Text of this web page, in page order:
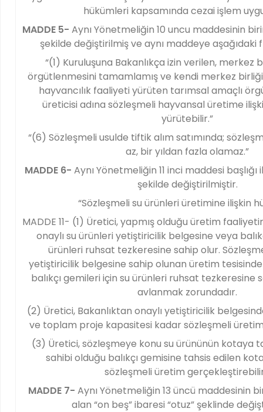
hükümleri kapsamında cezai işlem
MADDE 5- Aynı Yönetmeliğin 10 uncu maddesinin
şekilde değiştirilmiş ve aynı maddeye aşağıdaki
“(1) Kuruluşuna Bakanlıkça izin verilen, merkez
örgütlenmesini tamamlamış ve kendi merkez
hayvancılık faaliyeti yürüten tarımsal amaçlı
üreticisi adına sözleşmeli hayvansal üretime
yürütebilir.”
“(6) Sözleşmeli usulde tiftik alım satımında;
az, bir yıldan fazla olamaz.”
MADDE 6- Aynı Yönetmeliğin 11 inci maddesi
şekilde değiştirilmiştir.
“Sözleşmeli su ürünleri üretimine ilişkin
MADDE 11- (1) Üretici, yapmış olduğu üretim
onaylı su ürünleri yetiştiricilik belgesine veya
ürünleri ruhsat tezkeresine sahip olur.
yetiştiricilik belgesine sahip olunan üretim
balıkçı gemileri için su ürünleri ruhsat tezkeresine
avlanmak zorundadır.
(2) Üretici, Bakanlıktan onaylı yetiştiricilik
ve toplam proje kapasitesi kadar sözleşmeli
(3) Üretici, sözleşmeye konu su ürününün kotaya
sahibi olduğu balıkçı gemisine tahsis edilen
sözleşmeli üretim
MADDE 7- Aynı Yönetmeliğin 13 üncü maddesinin
alan “on beş” ibaresi “otuz” şeklinde